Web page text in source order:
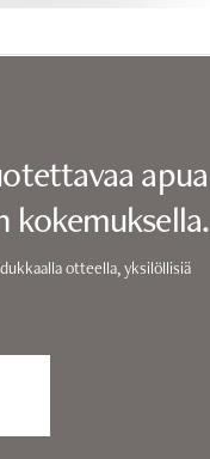
apua
kokemuksella.
otteella, yksilöllisiä